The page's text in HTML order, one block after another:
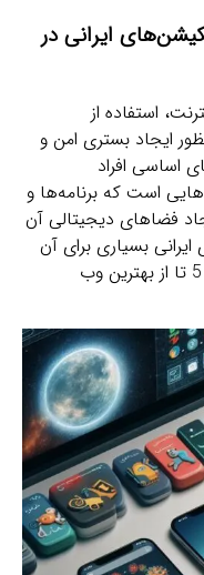
ایرانی در
استفاده از
ایجاد بستری امن و
اساسی افراد
است که برنامه‌ها و
فضاهای دیجیتالی آن
ایرانی بسیاری برای آن
توسعه‌یافته‌اند. در این بخش به بررسی 5 تا از بهترین وب